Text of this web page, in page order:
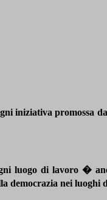
iniziativa promossa
luogo di lavoro �
democrazia nei luoghi